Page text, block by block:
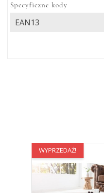
Specyficzne kody
EAN13
WYPRZEDAŻ!